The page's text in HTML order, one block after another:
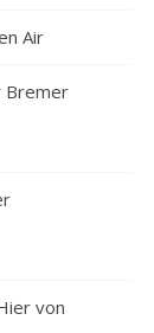
Air
Bremer
von